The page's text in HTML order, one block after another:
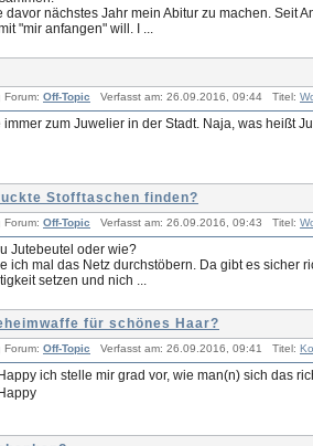
davor nächstes Jahr mein Abitur zu machen. Seit
"mir anfangen" will. I ...
Forum: Off-Topic Verfasst am: 26.09.2016, 09:44 Titel:
immer zum Juwelier in der Stadt. Naja, was heißt
Stofftaschen finden?
Forum: Off-Topic Verfasst am: 26.09.2016, 09:43 Titel:
Jutebeutel oder wie?
ich mal das Netz durchstöbern. Da gibt es sicher
setzen und nich ...
für schönes Haar?
Forum: Off-Topic Verfasst am: 26.09.2016, 09:41 Titel:
ich stelle mir grad vor, wie man(n) sich das